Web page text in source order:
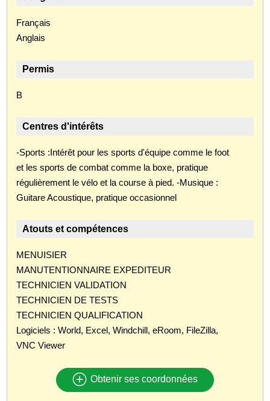
Français
Anglais
Permis
B
Centres d'intérêts
-Sports :Intérêt pour les sports d'équipe comme le foot
et les sports de combat comme la boxe, pratique
régulièrement le vélo et la course à pied. -Musique :
Guitare Acoustique, pratique occasionnel
Atouts et compétences
MENUISIER
MANUTENTIONNAIRE EXPEDITEUR
TECHNICIEN VALIDATION
TECHNICIEN DE TESTS
TECHNICIEN QUALIFICATION
Logiciels : World, Excel, Windchill, eRoom, FileZilla,
VNC Viewer
Obtenir ses coordonnées